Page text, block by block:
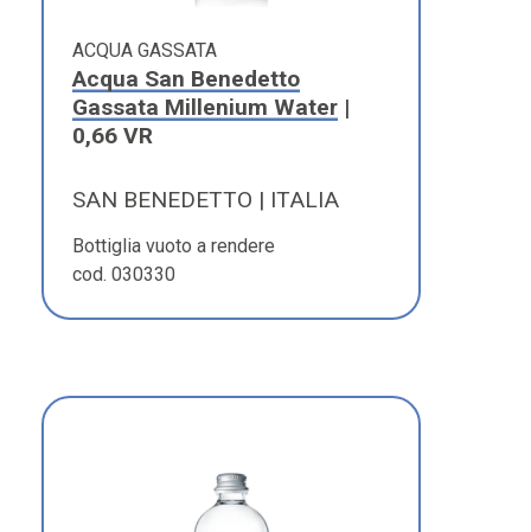
ACQUA GASSATA
Acqua San Benedetto
Gassata Millenium Water |
0,66 VR
SAN BENEDETTO | ITALIA
Bottiglia vuoto a rendere
cod. 030330